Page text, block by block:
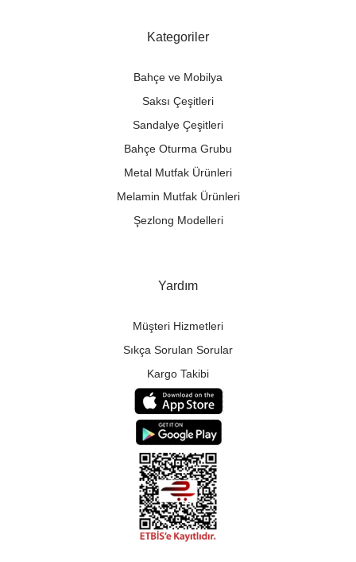
Kategoriler
Bahçe ve Mobilya
Saksı Çeşitleri
Sandalye Çeşitleri
Bahçe Oturma Grubu
Metal Mutfak Ürünleri
Melamin Mutfak Ürünleri
Şezlong Modelleri
Yardım
Müşteri Hizmetleri
Sıkça Sorulan Sorular
Kargo Takibi